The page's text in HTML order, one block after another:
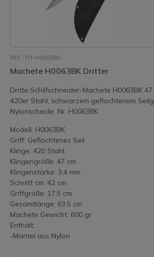
REF: TH-H0063BK
Machete H0063BK Dritter
Dritte Schilfschneider-Machete H0063BK
420er Stahl, schwarzem geflochtenem
Nylonscheide. Nr. H0063BK
Modell: H0063BK
Griff: Geflochtenes Seil
Klinge: 420 Stahl
Klingengröße: 47 cm
Klingenstärke: 3,4 mm
Schnitt cm: 42 cm
Griffgröße: 17,5 cm
Gesamtlänge: 63,5 cm
Machete Gewicht: 600 gr
Enthält:
-Mantel aus Nylon